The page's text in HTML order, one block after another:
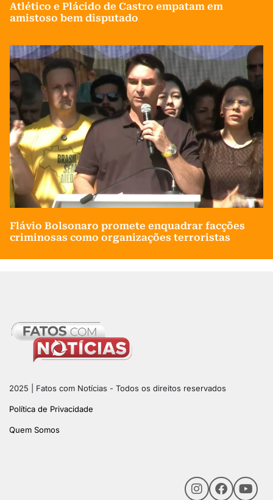
Atlético e Plácido de Castro empatam em
amistoso bem disputado
Flávio Bolsonaro promete enquadrar facções
criminosas como organizações terroristas
2025 | Fatos com Notícias - Todos os direitos reservados
Política de Privacidade
Quem Somos